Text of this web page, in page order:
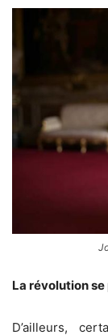
La révolution
D’ailleurs,